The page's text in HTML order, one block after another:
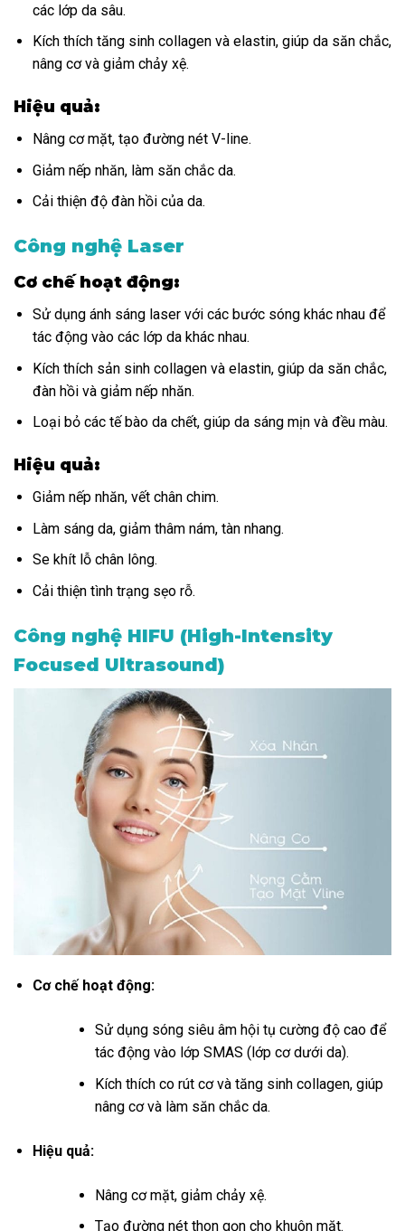
các lớp da sâu.
Kích thích tăng sinh collagen và elastin, giúp da săn chắc,
nâng cơ và giảm chảy xệ.
Hiệu quả:
Nâng cơ mặt, tạo đường nét V-line.
Giảm nếp nhăn, làm săn chắc da.
Cải thiện độ đàn hồi của da.
Công nghệ Laser
Cơ chế hoạt động:
Sử dụng ánh sáng laser với các bước sóng khác nhau để
tác động vào các lớp da khác nhau.
Kích thích sản sinh collagen và elastin, giúp da săn chắc,
đàn hồi và giảm nếp nhăn.
Loại bỏ các tế bào da chết, giúp da sáng mịn và đều màu.
Hiệu quả:
Giảm nếp nhăn, vết chân chim.
Làm sáng da, giảm thâm nám, tàn nhang.
Se khít lỗ chân lông.
Cải thiện tình trạng sẹo rỗ.
Công nghệ HIFU (High-Intensity
Focused Ultrasound)
Cơ chế hoạt động:
Sử dụng sóng siêu âm hội tụ cường độ cao để
tác động vào lớp SMAS (lớp cơ dưới da).
Kích thích co rút cơ và tăng sinh collagen, giúp
nâng cơ và làm săn chắc da.
Hiệu quả:
Nâng cơ mặt, giảm chảy xệ.
Tạo đường nét thon gọn cho khuôn mặt.